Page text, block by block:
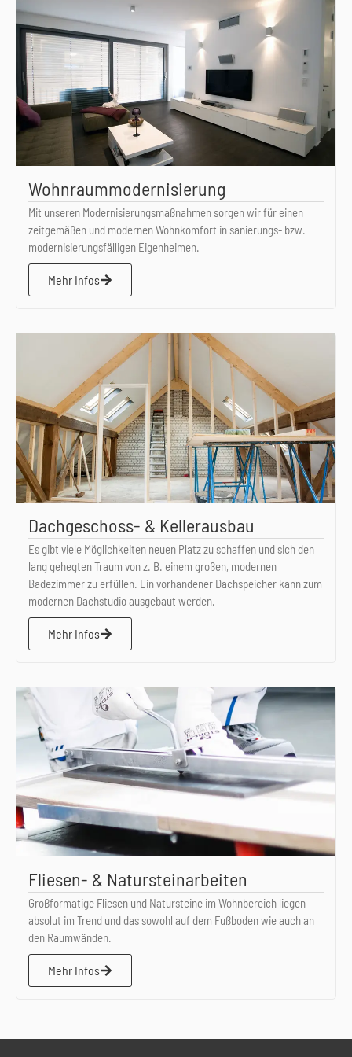
Wohnraummodernisierung
Mit unseren Modernisierungsmaßnahmen sorgen wir für einen
zeitgemäßen und modernen Wohnkomfort in sanierungs- bzw.
modernisierungsfälligen Eigenheimen.
Mehr Infos
Dachgeschoss- & Kellerausbau
Es gibt viele Möglichkeiten neuen Platz zu schaffen und sich den
lang gehegten Traum von z. B. einem großen, modernen
Badezimmer zu erfüllen. Ein vorhandener Dachspeicher kann zum
modernen Dachstudio ausgebaut werden.
Mehr Infos
Fliesen- & Natursteinarbeiten
Großformatige Fliesen und Natursteine im Wohnbereich liegen
absolut im Trend und das sowohl auf dem Fußboden wie auch an
den Raumwänden.
Mehr Infos